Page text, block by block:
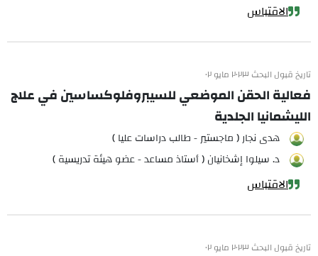
الاقتباس
تاريخ قبول البحث ٢٠٢٣ مايو ٠٢
فعالية الحقن الموضعي للسيبروفلوكساسين في علاج
الليشمانيا الجلدية
هدى نجار ( ماجستير - طالب دراسات عليا )
د. سيلوا إشخانيان ( أستاذ مساعد - عضو هيئة تدريسية )
الاقتباس
تاريخ قبول البحث ٢٠٢٣ مايو ٠٢